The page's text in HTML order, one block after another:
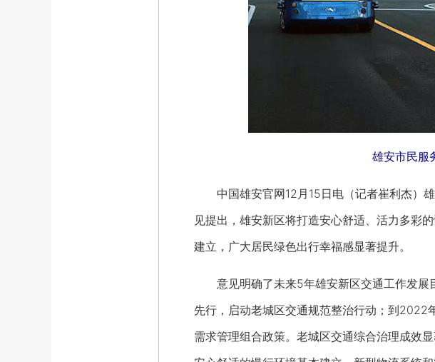
雄安市民服
中国雄安官网12月15日电（记者崔利杰）雄
见提出，雄安新区将打造安心舒适、活力多彩
建立，广大居民绿色出行幸福感显著提升。
意见明确了未来5年雄安新区交通工作发展
先行，启动老城区交通规范整治行动；到2022
需求管理组合政策。老城区交通综合治理成效